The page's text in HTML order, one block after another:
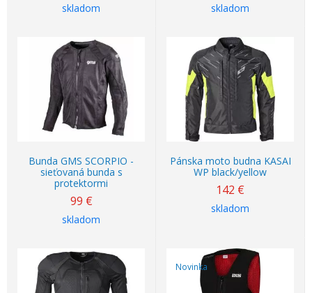
skladom skladom
Bunda GMS SCORPIO -
sieťovaná bunda s
protektormi
99 €
skladom
Pánska moto budna KASAI
WP black/yellow
142 €
skladom
Novinka